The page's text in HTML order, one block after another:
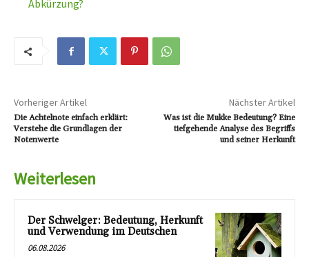
Abkürzung?
Vorheriger Artikel
Die Achtelnote einfach erklärt:
Verstehe die Grundlagen der
Notenwerte
Nächster Artikel
Was ist die Mukke Bedeutung? Eine
tiefgehende Analyse des Begriffs
und seiner Herkunft
Weiterlesen
Der Schwelger: Bedeutung, Herkunft
und Verwendung im Deutschen
06.08.2026